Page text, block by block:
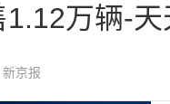
万辆-
新京报